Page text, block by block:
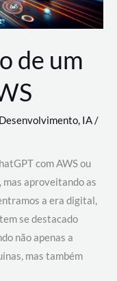
de um
Desenvolvimento, IA/
com AWS ou
aproveitando as
a era digital,
se destacado
não apenas a
mas também